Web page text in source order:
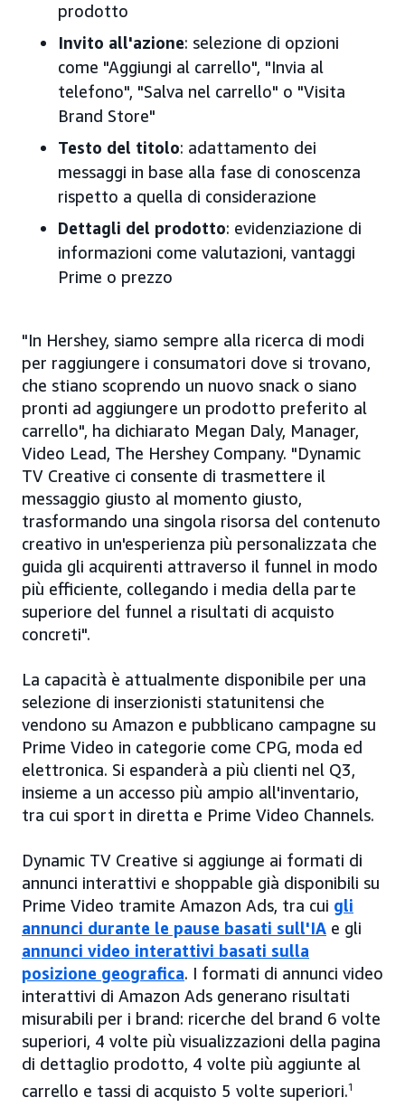
prodotto
Invito all'azione: selezione di opzioni
come "Aggiungi al carrello", "Invia al
telefono", "Salva nel carrello" o "Visita
Brand Store"
Testo del titolo: adattamento dei
messaggi in base alla fase di conoscenza
rispetto a quella di considerazione
Dettagli del prodotto: evidenziazione di
informazioni come valutazioni, vantaggi
Prime o prezzo
"In Hershey, siamo sempre alla ricerca di modi
per raggiungere i consumatori dove si trovano,
che stiano scoprendo un nuovo snack o siano
pronti ad aggiungere un prodotto preferito al
carrello", ha dichiarato Megan Daly, Manager,
Video Lead, The Hershey Company. "Dynamic
TV Creative ci consente di trasmettere il
messaggio giusto al momento giusto,
trasformando una singola risorsa del contenuto
creativo in un'esperienza più personalizzata che
guida gli acquirenti attraverso il funnel in modo
più efficiente, collegando i media della parte
superiore del funnel a risultati di acquisto
concreti".
La capacità è attualmente disponibile per una
selezione di inserzionisti statunitensi che
vendono su Amazon e pubblicano campagne su
Prime Video in categorie come CPG, moda ed
elettronica. Si espanderà a più clienti nel Q3,
insieme a un accesso più ampio all'inventario,
tra cui sport in diretta e Prime Video Channels.
Dynamic TV Creative si aggiunge ai formati di
annunci interattivi e shoppable già disponibili su
Prime Video tramite Amazon Ads, tra cui gli
annunci durante le pause basati sull'IA e gli
annunci video interattivi basati sulla
posizione geografica. I formati di annunci video
interattivi di Amazon Ads generano risultati
misurabili per i brand: ricerche del brand 6 volte
superiori, 4 volte più visualizzazioni della pagina
di dettaglio prodotto, 4 volte più aggiunte al
carrello e tassi di acquisto 5 volte superiori.1